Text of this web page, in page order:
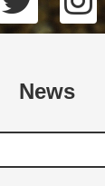
News